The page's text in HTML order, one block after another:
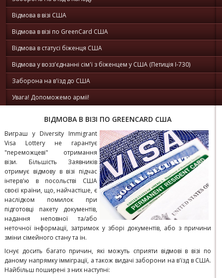
Відмова в візі США
Відмова в візі по GreenCard США
Відмова в статусі біженця США
Відмова у возз'єднанні сім'ї з біженцем у США (Петиція I-730)
Заборона на в'їзд до США
Увага! Допоможемо армії!
ВІДМОВА В ВІЗІ ПО GREENCARD США
Виграш у Diversity Immigrant
Visa Lottery не гарантує
"переможцеві" отримання
візи. Більшість Заявників
отримує відмову в візі підчас
інтерв'ю в посольстві США
своєї країни, що, найчастіше, є
наслідком помилок при
підготовці пакету документів,
надання неповної та/або
неточної інформації, затримок у зборі документів, або з причини
зміни сімейного стану та ін.
​Існує досить багато причин, які можуть сприяти відмові в візі по
даному напрямку імміграції, а також видачі заборони на в'їзд в США.
Найбільш поширені з них наступні: